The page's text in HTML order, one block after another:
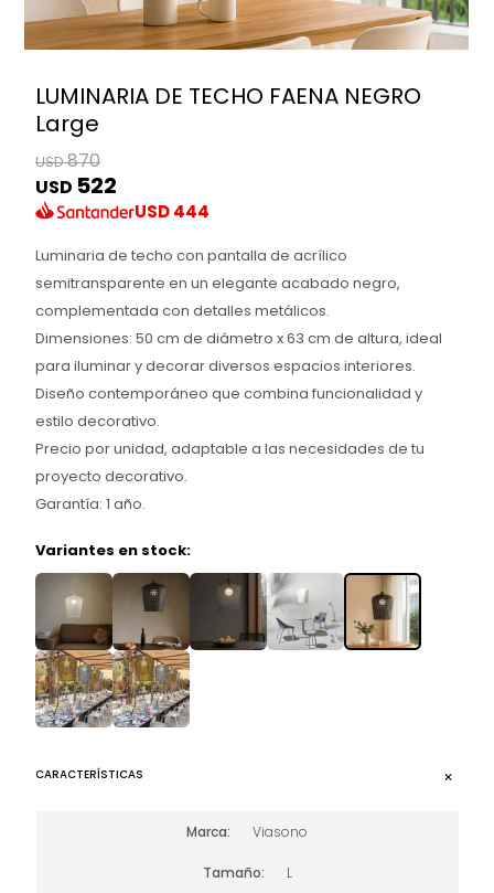
LUMINARIA DE TECHO FAENA NEGRO
Large
USD870
USD 522
USD444
Luminaria de techo con pantalla de acrílico
semitransparente en un elegante acabado negro,
complementada con detalles metálicos.
Dimensiones: 50 cm de diámetro x 63 cm de altura, ideal
para iluminar y decorar diversos espacios interiores.
Diseño contemporáneo que combina funcionalidad y
estilo decorativo.
Precio por unidad, adaptable a las necesidades de tu
proyecto decorativo.
Garantía: 1 año.
Variantes en stock:
CARACTERÍSTICAS
Marca Viasono
Tamaño L